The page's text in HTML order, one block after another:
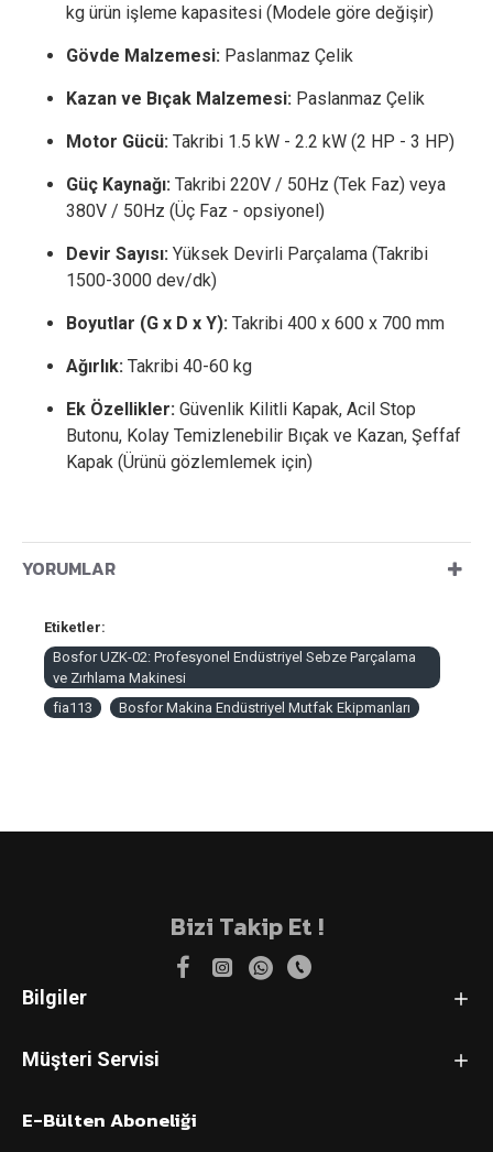
kg ürün işleme kapasitesi (Modele göre değişir)
Gövde Malzemesi: Paslanmaz Çelik
Kazan ve Bıçak Malzemesi: Paslanmaz Çelik
Motor Gücü: Takribi 1.5 kW - 2.2 kW (2 HP - 3 HP)
Güç Kaynağı: Takribi 220V / 50Hz (Tek Faz) veya
380V / 50Hz (Üç Faz - opsiyonel)
Devir Sayısı: Yüksek Devirli Parçalama (Takribi
1500-3000 dev/dk)
Boyutlar (G x D x Y): Takribi 400 x 600 x 700 mm
Ağırlık: Takribi 40-60 kg
Ek Özellikler: Güvenlik Kilitli Kapak, Acil Stop
Butonu, Kolay Temizlenebilir Bıçak ve Kazan, Şeffaf
Kapak (Ürünü gözlemlemek için)
YORUMLAR
Etiketler:
Bosfor UZK-02: Profesyonel Endüstriyel Sebze Parçalama
ve Zırhlama Makinesi
fia113
Bosfor Makina Endüstriyel Mutfak Ekipmanları
Bizi Takip Et !
Bilgiler
Müşteri Servisi
E-Bülten Aboneliği